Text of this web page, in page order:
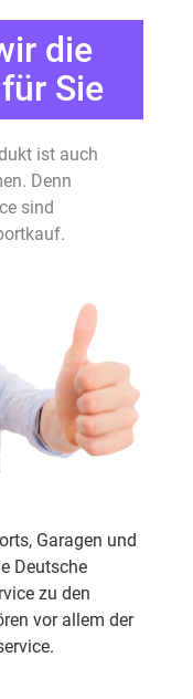
die
Sie
ist auch
Denn
sind
Garagen und
Deutsche
zu den
vor allem der